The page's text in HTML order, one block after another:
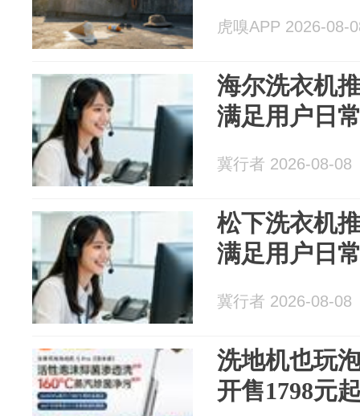
虎嗅APP 2026-08-
海尔洗衣机
满足用户日
冀行者 2026-08-08
松下洗衣机
满足用户日
冀行者 2026-08-08
洗地机也玩
开售1798元